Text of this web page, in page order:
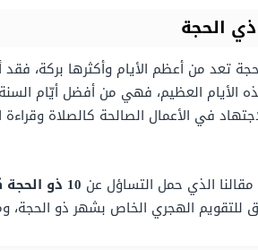
الحجة
تعد من أعظم الأيام وأكثرها بركة،
العظيم، فهي من أفضل أيّام
في الأعمال الصالحة كالصلاة
الذي حمل التساؤل عن 10 ذو الحجة كم يوافق ميلادي 2025؟
للتقويم الهجري الخاص بشهر ذو الحجة،